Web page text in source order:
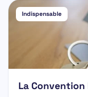
Indispensable
La Convention